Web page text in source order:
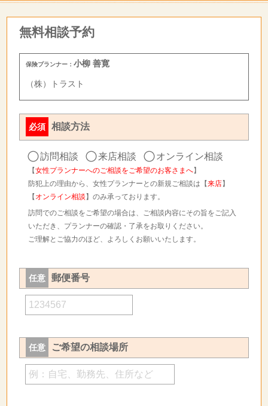
無料相談予約
保険プランナー：小柳 善寛
（株）トラスト
必須 相談方法
訪問相談 来店相談 オンライン相談
【女性プランナーへのご相談をご希望のお客さまへ】
防犯上の理由から、女性プランナーとの新規ご相談は【来店】
【 オンライン相談 】のみ承っております。
訪問でのご相談をご希望の場合は、ご相談内容にその旨をご記入
いただき、プランナーの確認・了承をお取りください。
ご理解とご協力のほど、よろしくお願いいたします。
任意 郵便番号
任意 ご希望の相談場所